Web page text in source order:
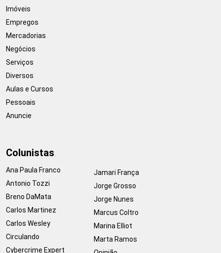
Imóveis
Empregos
Mercadorias
Negócios
Serviços
Diversos
Aulas e Cursos
Pessoais
Anuncie
Colunistas
Ana Paula Franco
Antonio Tozzi
Breno DaMata
Carlos Martinez
Carlos Wesley
Circulando
Cybercrime Expert
Jamari França
Jorge Grosso
Jorge Nunes
Marcus Coltro
Marina Elliot
Marta Ramos